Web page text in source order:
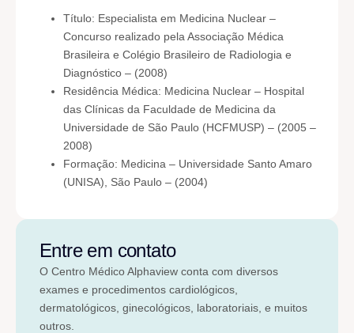
Título: Especialista em Medicina Nuclear –
Concurso realizado pela Associação Médica
Brasileira e Colégio Brasileiro de Radiologia e
Diagnóstico – (2008)
Residência Médica: Medicina Nuclear – Hospital
das Clínicas da Faculdade de Medicina da
Universidade de São Paulo (HCFMUSP) – (2005 –
2008)
Formação: Medicina – Universidade Santo Amaro
(UNISA), São Paulo – (2004)
Entre em contato
O Centro Médico Alphaview conta com diversos
exames e procedimentos cardiológicos,
dermatológicos, ginecológicos, laboratoriais, e muitos
outros.